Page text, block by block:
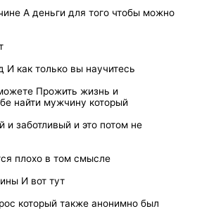
А деньги для того чтобы можно
И как только вы научитесь
Прожить жизнь и
найти мужчину который
и заботливый и это потом не
плохо в том смысле
И вот тут
который также анонимно был